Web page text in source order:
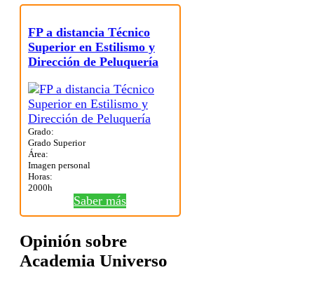
FP a distancia Técnico
Superior en Estilismo y
Dirección de Peluquería
Grado:
Grado Superior
Área:
Imagen personal
Horas:
2000h
Saber más
Opinión sobre
Academia Universo